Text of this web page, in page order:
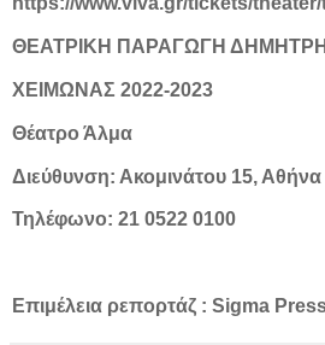
ΘΕΑΤΡΙΚΗ ΠΑΡΑΓΩΓΗ
ΧΕΙΜΩΝΑΣ 2022-2023
Θέατρο Άλμα
Διεύθυνση: Ακομινάτου 15, Αθήνα
Τηλέφωνο: 21 0522 0100
Επιμέλεια ρεπορτάζ : Sigma